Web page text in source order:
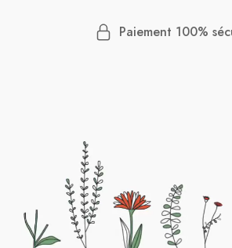
Paiement 100%